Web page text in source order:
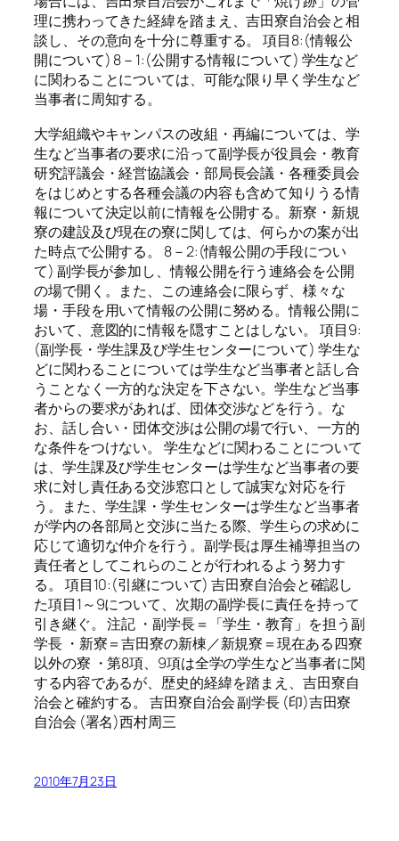
理に携わってきた経緯を踏まえ、吉田寮自治会と相
談し、その意向を十分に尊重する。 項目8:(情報公
開について) 8－1:(公開する情報について) 学生など
に関わることについては、可能な限り早く学生など
当事者に周知する。
大学組織やキャンパスの改組・再編については、学
生など当事者の要求に沿って副学長が役員会・教育
研究評議会・経営協議会・部局長会議・各種委員会
をはじめとする各種会議の内容も含めて知りうる情
報について決定以前に情報を公開する。新寮・新規
寮の建設及び現在の寮に関しては、何らかの案が出
た時点で公開する。 8－2:(情報公開の手段につい
て) 副学長が参加し、情報公開を行う連絡会を公開
の場で開く。また、この連絡会に限らず、様々な
場・手段を用いて情報の公開に努める。情報公開に
おいて、意図的に情報を隠すことはしない。 項目9:
(副学長・学生課及び学生センターについて) 学生な
どに関わることについては学生など当事者と話し合
うことなく一方的な決定を下さない。学生など当事
者からの要求があれば、団体交渉などを行う。な
お、話し合い・団体交渉は公開の場で行い、一方的
な条件をつけない。 学生などに関わることについて
は、学生課及び学生センターは学生など当事者の要
求に対し責任ある交渉窓口として誠実な対応を行
う。また、学生課・学生センターは学生など当事者
が学内の各部局と交渉に当たる際、学生らの求めに
応じて適切な仲介を行う。副学長は厚生補導担当の
責任者としてこれらのことが行われるよう努力す
る。 項目10:(引継について) 吉田寮自治会と確認し
た項目1～9について、次期の副学長に責任を持って
引き継ぐ。 注記 ・副学長＝「学生・教育」を担う副
学長 ・新寮＝吉田寮の新棟／新規寮＝現在ある四寮
以外の寮 ・第8項、9項は全学の学生など当事者に関
する内容であるが、歴史的経緯を踏まえ、吉田寮自
治会と確約する。 吉田寮自治会 副学長 (印)吉田寮
自治会 (署名)西村周三
2010年7月23日